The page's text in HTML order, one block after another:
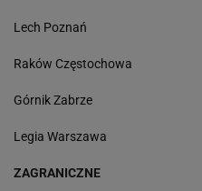
Lech Poznań
Raków Częstochowa
Górnik Zabrze
Legia Warszawa
ZAGRANICZNE